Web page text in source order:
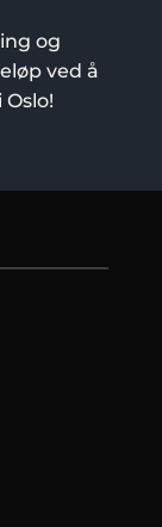
og
ved å